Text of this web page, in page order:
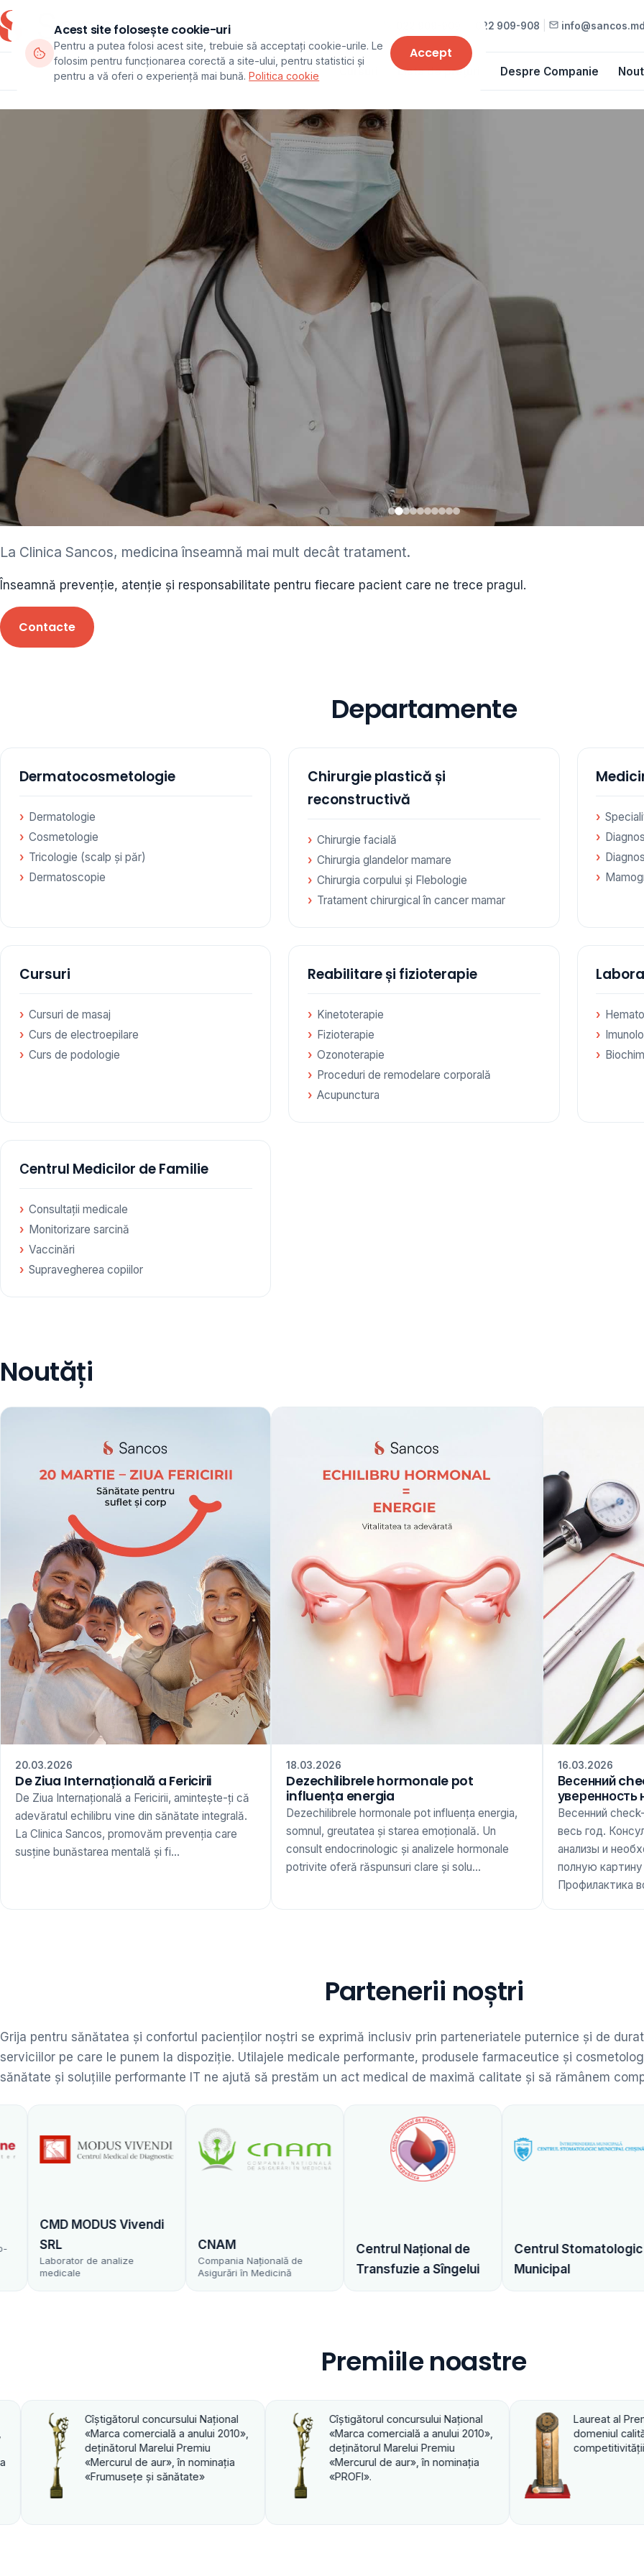
022 909-908 info@sancos.md
Departamente Echipa Pachete Cursuri Lista de prețuri Despre Companie
• neurolog •
• cardiolog •
• endocrinolog
La Clinica Sancos, medicina înseamnă mai mult decât tratament.
Înseamnă prevenție, atenție și responsabilitate pentru fiecare pacient care ne trece pragul.
Contacte
Departamente
Dermatocosmetologie
Dermatologie
Cosmetologie
Tricologie (scalp și păr)
Dermatoscopie
Chirurgie plastică și
reconstructivă
Chirurgie facială
Chirurgia glandelor mamare
Chirurgia corpului și Flebologie
Tratament chirurgical în cancer mamar
Cursuri
Cursuri de masaj
Curs de electroepilare
Curs de podologie
Reabilitare și fizioterapie
Kinetoterapie
Fizioterapie
Ozonoterapie
Proceduri de remodelare corporală
Acupunctura
Сentrul Medicilor de Familie
Consultații medicale
Monitorizare sarcină
Vaccinări
Supravegherea copiilor
Noutăți
20.03.2026
De Ziua Internațională a Fericirii
De Ziua Internațională a Fericirii, amintește-ți că
adevăratul echilibru vine din sănătate integrală.
La Clinica Sancos, promovăm prevenția care
susține bunăstarea mentală și fi...
18.03.2026
Dezechilibrele hormonale pot
influența energia
Dezechilibrele hormonale pot influența energia,
somnul, greutatea și starea emoțională. Un
consult endocrinologic și analizele hormonale
potrivite oferă răspunsuri clare și solu...
16.03.2026
Весенний
уверенность
Весенний
весь год.
анализы и
полную
Профилактика
Partenerii noștri
Grija pentru sănătatea și confortul pacienților noștri se exprimă inclusiv prin parteneriatele puternice și de
serviciilor pe care le punem la dispoziție. Utilajele medicale performante, produsele farmaceutice și
sănătate și soluțiile performante IT ne ajută să prestăm un act medical de maximă calitate și să rămânem
Vivendi
de analize
Compania Naţională de
Asigurări în Medicină
Centrul Național de
Transfuzie a Sîngelui
Centrul Stomatologic
Municipal
Dita
Premiile noastre
2010»,
Cîştigătorul concursului Naţional
«Marca comercială a anului 2010»,
deţinătorul Marelui Premiu
«Mercurul de aur», în nominaţia
«PROFI».
Laureat al Premiului de Stat în
domeniul calităţii, productivităţii şi
competitivităţii 2003
Acest site folosește cookie-uri
Pentru a putea folosi acest site, trebuie să acceptați cookie-urile. Le
folosim pentru funcționarea corectă a site-ului, pentru statistici și
pentru a vă oferi o experiență mai bună.Politica cookie
Accept